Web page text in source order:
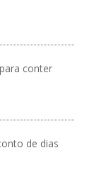
conter
de dias